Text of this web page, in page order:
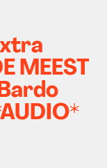
MEEST